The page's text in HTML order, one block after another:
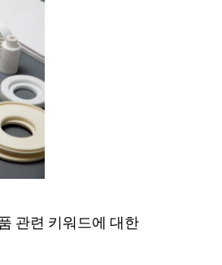
관련 키워드에 대한